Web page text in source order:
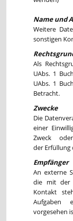
Name und
Weitere
sonstigen
Als
UAbs. 1
UAbs. 1
Betracht.
Zwecke
Die
einer
Zweck
der Erfüllung
Empfänger
An externe
die mit der
Kontakt
Aufgaben
vorgesehen